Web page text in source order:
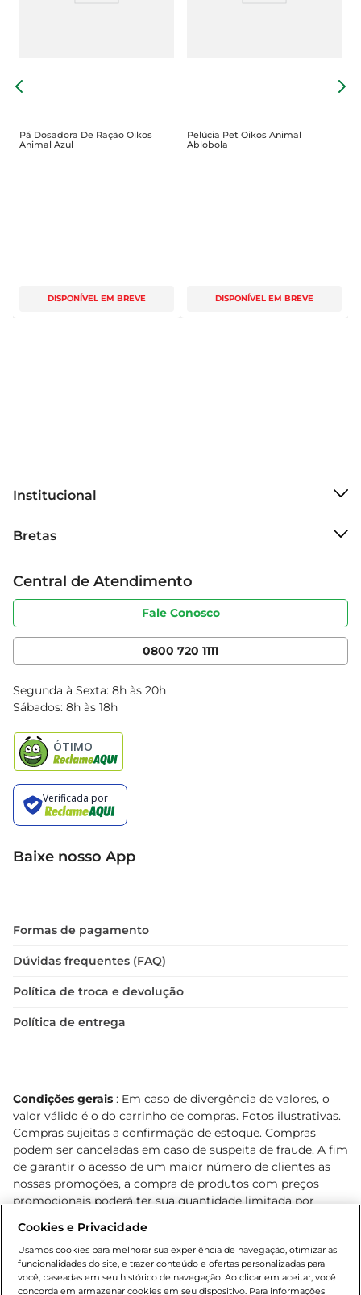
Pá Dosadora De Ração Oikos
Animal Azul
DISPONÍVEL EM BREVE
Pelúcia Pet Oikos Animal
Ablobola
DISPONÍVEL EM BREVE
Institucional
Grupo Cencosud
Sobre privacidade
Portal do fornecedor
Cencosud Media
Bretas
Produtos Bretas
Código de ética
Serviços
Clube Bretas
Blog Bretas
Black Friday
Central de Atendimento
Fale Conosco
0800 720 1111
Segunda à Sexta: 8h às 20h
Sábados: 8h às 18h
Baixe nosso App
Formas de pagamento
Dúvidas frequentes (FAQ)
Política de troca e devolução
Política de entrega
Condições gerais : Em caso de divergência de valores, o
valor válido é o do carrinho de compras. Fotos ilustrativas.
Compras sujeitas a confirmação de estoque. Compras
podem ser canceladas em caso de suspeita de fraude. A fim
de garantir o acesso de um maior número de clientes as
nossas promoções, a compra de produtos com preços
promocionais poderá ter sua quantidade limitada por
o e-commerce e válidos durante o dia de hoje, podendo
sofrer alterações sem prévia notificação. Proibida a venda
de bebidas alcoólicas para menores de 18 anos, conforme
Lei n.º 8069/90, art. 81, inciso II (Estatuto da Criança e do
Cookies e Privacidade
Usamos cookies para melhorar sua experiência de navegação, otimizar as
funcionalidades do site, e trazer conteúdo e ofertas personalizadas para
você, baseadas em seu histórico de navegação. Ao clicar em aceitar, você
concorda em armazenar cookies em seu dispositivo. Para informações